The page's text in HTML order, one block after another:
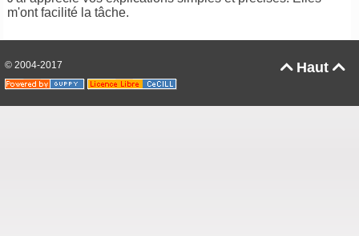
m'ont facilité la tâche.
Haut 
© 2004-2017